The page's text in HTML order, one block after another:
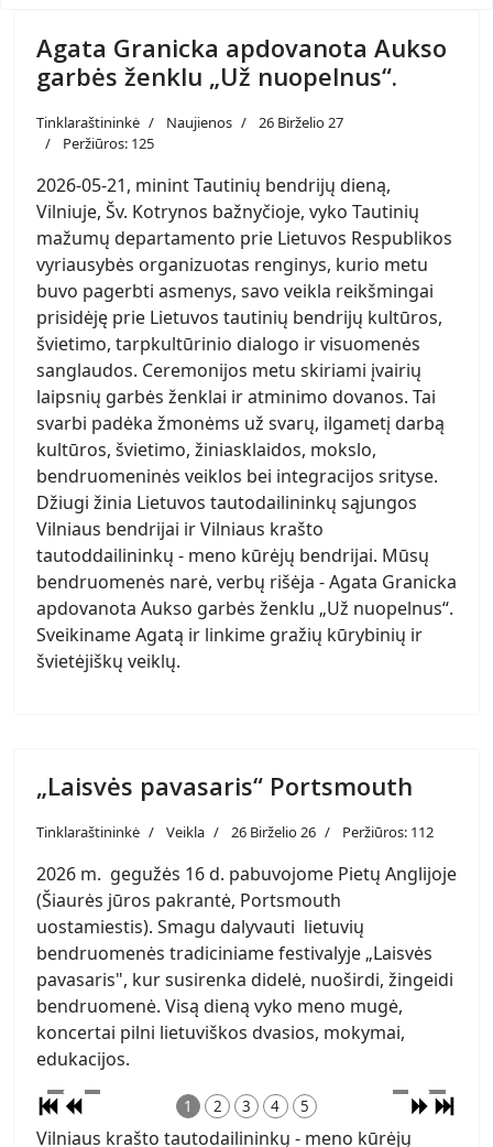
Agata Granicka apdovanota Aukso
garbės ženklu „Už nuopelnus“.
Tinklaraštininkė Naujienos
26 Birželio 27
Peržiūros: 125
2026-05-21, minint Tautinių bendrijų dieną,
Vilniuje, Šv. Kotrynos bažnyčioje, vyko Tautinių
mažumų departamento prie Lietuvos Respublikos
vyriausybės organizuotas renginys, kurio metu
buvo pagerbti asmenys, savo veikla reikšmingai
prisidėję prie Lietuvos tautinių bendrijų kultūros,
švietimo, tarpkultūrinio dialogo ir visuomenės
sanglaudos. Ceremonijos metu skiriami įvairių
laipsnių garbės ženklai ir atminimo dovanos. Tai
svarbi padėka žmonėms už svarų, ilgametį darbą
kultūros, švietimo, žiniasklaidos, mokslo,
bendruomeninės veiklos bei integracijos srityse.
Džiugi žinia Lietuvos tautodailininkų sąjungos
Vilniaus bendrijai ir Vilniaus krašto
tautoddailininkų - meno kūrėjų bendrijai. Mūsų
bendruomenės narė, verbų rišėja - Agata Granicka
apdovanota Aukso garbės ženklu „Už nuopelnus“.
Sveikiname Agatą ir linkime gražių kūrybinių ir
švietėjiškų veiklų.
„Laisvės pavasaris“ Portsmouth
Tinklaraštininkė Veikla 26 Birželio 26 Peržiūros: 112
2026 m. gegužės 16 d. pabuvojome Pietų Anglijoje
(Šiaurės jūros pakrantė, Portsmouth
uostamiestis). Smagu dalyvauti lietuvių
bendruomenės tradiciniame festivalyje „Laisvės
pavasaris", kur susirenka didelė, nuoširdi, žingeidi
bendruomenė. Visą dieną vyko meno mugė,
koncertai pilni lietuviškos dvasios, mokymai,
edukacijos.
1 2 3 4 5
Vilniaus krašto tautodailininkų - meno kūrėjų